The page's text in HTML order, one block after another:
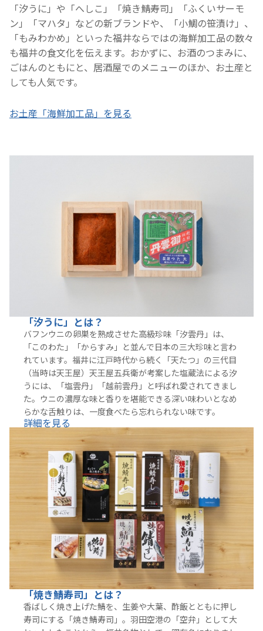
「汐うに」や「へしこ」「焼き鯖寿司」「ふくいサーモ
ン」「マハタ」などの新ブランドや、「小鯛の笹漬け」、
「もみわかめ」といった福井ならではの海鮮加工品の数々
も福井の食文化を伝えます。おかずに、お酒のつまみに、
ごはんのともにと、居酒屋でのメニューのほか、お土産と
しても人気です。
お土産「海鮮加工品」を見る
「汐うに」とは？
バフンウニの卵巣を熟成させた高級珍味「汐雲丹」は、
「このわた」「からすみ」と並んで日本の三大珍味と言わ
れています。福井に江戸時代から続く「天たつ」の三代目
（当時は天王屋）天王屋五兵衛が考案した塩蔵法による汐
うには、「塩雲丹」「越前雲丹」と呼ばれ愛されてきまし
た。ウニの濃厚な味と香りを堪能できる深い味わいとなめ
らかな舌触りは、一度食べたら忘れられない味です。
詳細を見る
「焼き鯖寿司」とは？
香ばしく焼き上げた鯖を、生姜や大葉、酢飯とともに押し
寿司にする「焼き鯖寿司」。羽田空港の「空弁」として大